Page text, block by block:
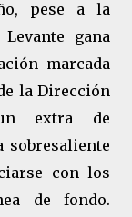
pese a la
gana
marcada
la Dirección
extra de
sobresaliente
con los
de fondo.